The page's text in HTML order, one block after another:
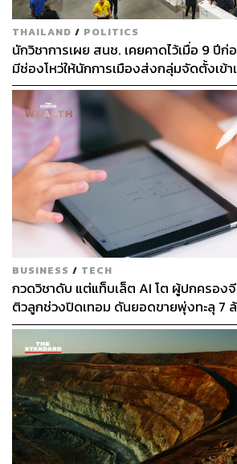
THAILAND / POLITICS
นักวิชาการเผย สนช. เคยคาดไว้เมื่อ 9 ปีก่
มีช่องโหว่ให้นักการเมืองส่งกลุ่มจัดตั้งเข้
ล้านยึดประเทศได้
BUSINESS / TECH
กวดวิชาดับ แต่แท็บเล็ต AI โต ผู้ปกครอง
ติวลูกช่วงปิดเทอม ดันยอดขายพุ่งทะลุ 7